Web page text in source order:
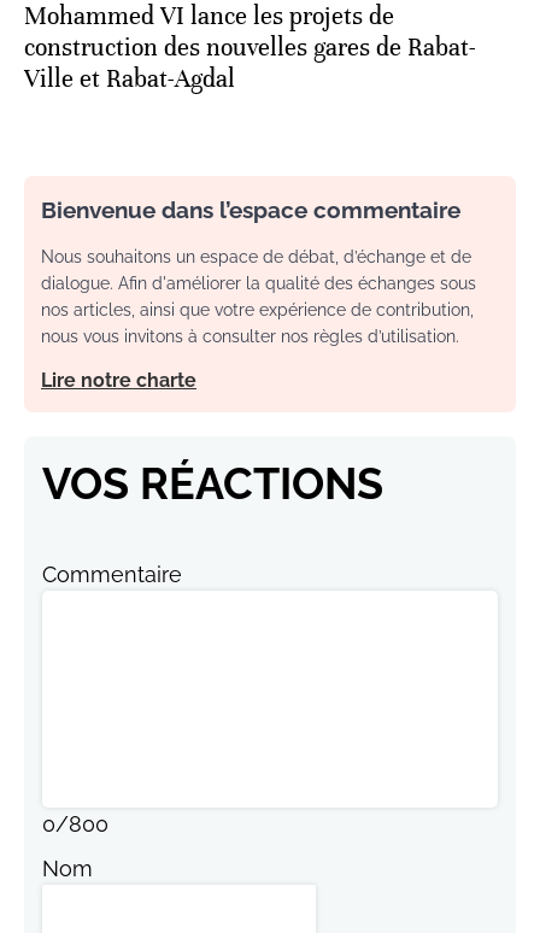
Mohammed VI lance les projets de
construction des nouvelles gares de Rabat-
Ville et Rabat-Agdal
Bienvenue dans l’espace commentaire
Nous souhaitons un espace de débat, d’échange et de
dialogue. Afin d'améliorer la qualité des échanges sous
nos articles, ainsi que votre expérience de contribution,
nous vous invitons à consulter nos règles d’utilisation.
Lire notre charte
VOS RÉACTIONS
Commentaire
0/800
Nom